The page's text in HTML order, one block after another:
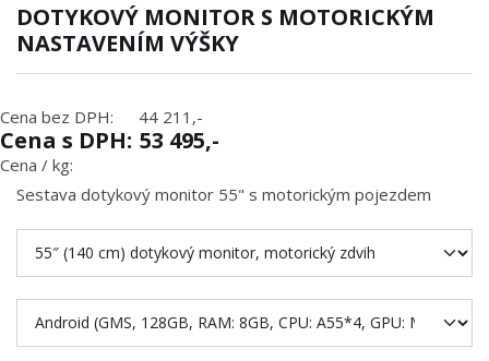
DOTYKOVÝ MONITOR S MOTORICKÝM
NASTAVENÍM VÝŠKY
Cena bez DPH: 44 211,-
Cena s DPH: 53 495,-
Cena / kg:
Sestava dotykový monitor 55" s motorickým pojezdem